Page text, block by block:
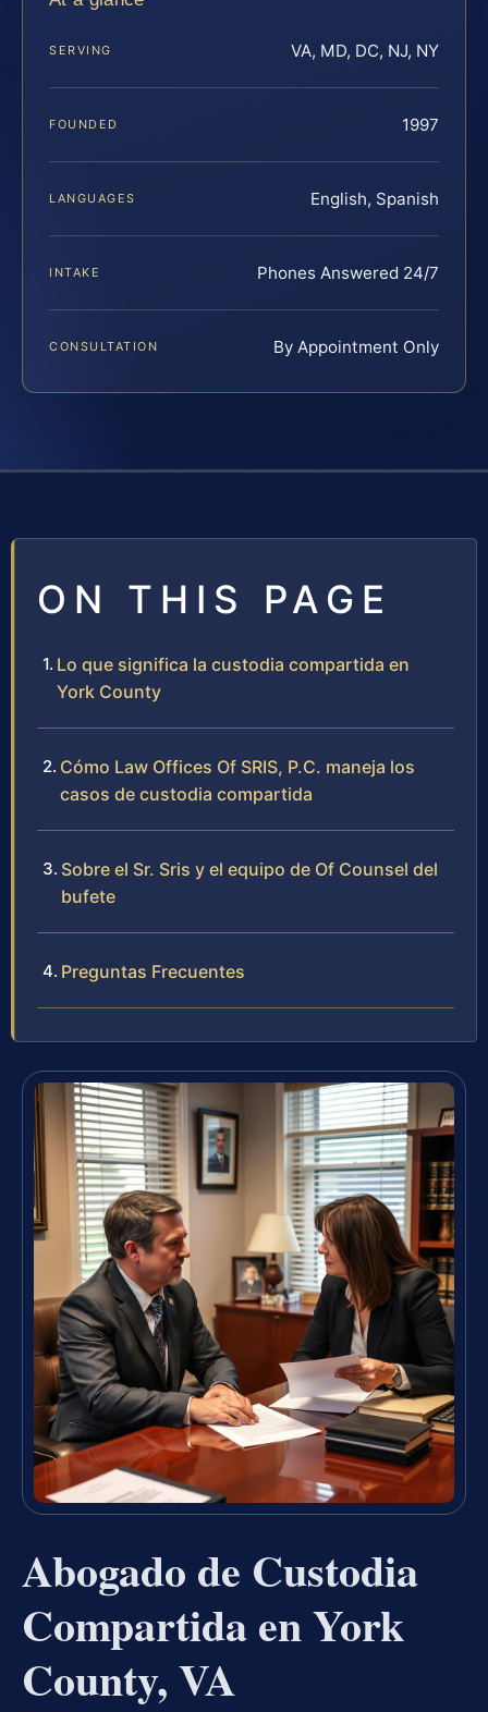
SERVING VA, MD, DC, NJ, NY
FOUNDED 1997
LANGUAGES English, Spanish
INTAKE Phones Answered 24/7
CONSULTATION By Appointment Only
ON THIS PAGE
Lo que significa la custodia compartida en
York County
Cómo Law Offices Of SRIS, P.C. maneja los
casos de custodia compartida
Sobre el Sr. Sris y el equipo de Of Counsel del
bufete
Preguntas Frecuentes
Abogado de Custodia
Compartida en York
County, VA